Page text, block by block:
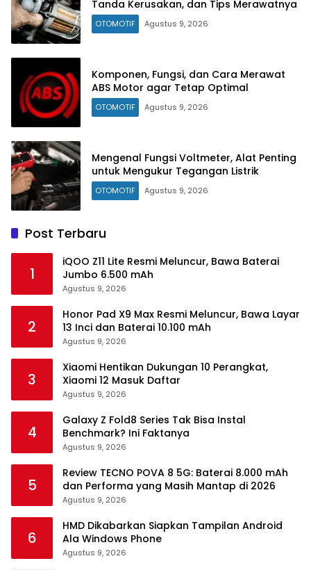
Tanda Kerusakan, dan Tips Merawatnya
OTOMOTIF Agustus 9, 2026
Komponen, Fungsi, dan Cara Merawat
ABS Motor agar Tetap Optimal
OTOMOTIF Agustus 9, 2026
Mengenal Fungsi Voltmeter, Alat Penting
untuk Mengukur Tegangan Listrik
OTOMOTIF Agustus 9, 2026
Post Terbaru
1
iQOO Z11 Lite Resmi Meluncur, Bawa Baterai
Jumbo 6.500 mAh
Agustus 9, 2026
2
Honor Pad X9 Max Resmi Meluncur, Bawa Layar
13 Inci dan Baterai 10.100 mAh
Agustus 9, 2026
3
Xiaomi Hentikan Dukungan 10 Perangkat,
Xiaomi 12 Masuk Daftar
Agustus 9, 2026
4
Galaxy Z Fold8 Series Tak Bisa Instal
Benchmark? Ini Faktanya
Agustus 9, 2026
5
Review TECNO POVA 8 5G: Baterai 8.000 mAh
dan Performa yang Masih Mantap di 2026
Agustus 9, 2026
6
HMD Dikabarkan Siapkan Tampilan Android
Ala Windows Phone
Agustus 9, 2026